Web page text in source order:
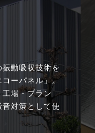
動吸収技術を
ーパネル」。
場・プラン
音対策として使